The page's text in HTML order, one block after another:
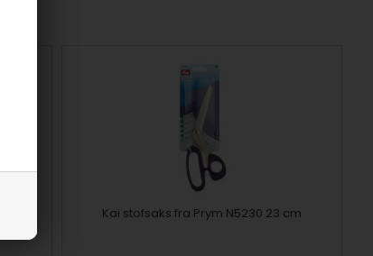
Kai stofsaks fra Prym N5230 23 cm